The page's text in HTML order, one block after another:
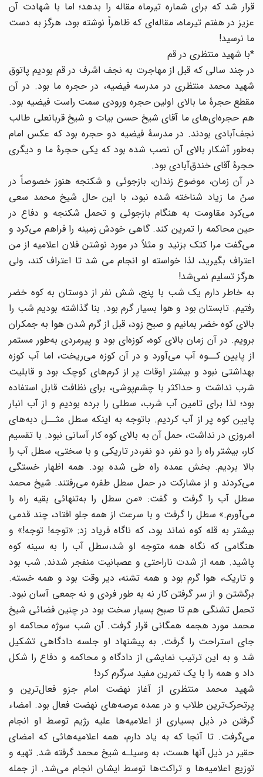
قرار شد که برای شماره تیرماه مقاله را بدهد؛ اما با شهادت آن
عزیز در هفتم تیرماه، مقاله‌ای که ظاهراً نوشته بود، هرگز به دست
ما نرسید!
*با شهید منتظری در قم
در چند سالی که قبل از مهاجرت به نجف اشرف در قم بودیم پاتوق
شهید محمد منتظری در مدرسه فیضیه، در حجره ما بود. در آن
مقطع حجرۀ ما بالای اولین حجره ورودی سمت راست فیضیه بود.
هم حجره‌ای‌های ما آقای شیخ حسن بیات و شیخ قربانعلی طالب
نجف‌آبادی بودند. در مدرسۀ فیضیه دو حجره بود که عکس امام
به‌طور آشکار بالای آن نصب شده بود که یکی حجرۀ ما و دیگری
حجرۀ آقای خندق‌آبادی بود.
در آن زمان، موضوع زندان، بازجوئی و شکنجه هنوز خصوصاً در
سنّ ما زیاد شناخته شده نبود، با این حال شیخ محمد سعی
می‌کرد مقاومت به هنگام بازجوئی و تحمل شکنجه و دفاع در
حین محاکمه را تمرین کند. گاهی خودش زمینه را فراهم می‌کرد و
می‌گفت مرا کتک بزنید و مثلاً در مورد نوشتن فلان اعلامیه از من
اعتراف بگیرید، لذا خواسته او انجام می شد تا اعتراف کند، ولی
هرگز تسلیم نمی‌شد!
به خاطر دارم یک شب با پنج، شش نفر از دوستان به کوه خضر
رفتیم. تابستان بود و هوا بسیار گرم بود. بنا گذاشته بودیم شب را
بالای کوه خضر بمانیم و صبح زود، قبل از گرم شدن هوا به جمکران
برویم. در آن زمان بالای کوه، کوزه‌ای بود و پیرمردی به‌طور مستمر
از پایین کــوه آب می‌آورد و در آن کوزه می‌ریخت، اما آب کوزه
بهداشتی نبود و بیشتر اوقات پر از کرم‌های کوچک بود و قابلیت
شرب نداشت و حداکثر با چشم‌پوشی، برای نظافت قابل استفاده
بود؛ لذا برای تامین آب شرب، سطلی را برده بودیم و از آب انبار
پایین کوه پر از آب کردیم. باتوجه به اینکه سطل مثــل دبه‌های
امروزی در نداشت، حمل آن به بالای کوه کار آسانی نبود. با تقسیم
کار، بیشتر راه را دو نفر، دو نفر،در تاریکی و با سختی، سطل آب را
بالا بردیم. بخش عمده راه طی شده بود. همه اظهار خستگی
می‌کردند و از مشارکت در حمل سطل طفره می‌رفتند. شیخ محمد
سطل آب را گرفت و گفت: «من سطل را به‌تنهائی بقیه راه را
می‌آورم.» سطل را گرفت و با سرعت از همه جلو افتاد، چند قدمی
بیشتر به قله کوه نماند بود، که ناگاه فریاد زد: «توجه! توجه!» و
هنگامی که نگاه همه متوجه او شد،سطل آب را به سینه کوه
پاشید. همه از شدت ناراحتی و عصبانیت منفجر شدند. شب بود
و تاریک، هوا گرم بود و همه تشنه، دیر وقت بود و همه خسته.
برگشتن و از سر گرفتن کار نه به ‌طور فردی و نه جمعی آسان نبود.
تحمل تشنگی هم تا صبح بسیار سخت بود در چنین فضائی شیخ
محمد مورد هجمه همگانی قرار گرفت. آن شب سوژه محاکمه او
جای استراحت را گرفت. به پیشنهاد او جلسه دادگاهی تشکیل
شد و به این ترتیب نمایشی از دادگاه و محاکمه و دفاع را شکل
داد و همه را با یک تمرین مفید سرگرم کرد!
شهید محمد منتظری از آغاز نهضت امام جزو فعال‌ترین و
پرتحرک‌ترین طلاب و در عمده عرصه‌های نهضت فعال بود. امضاء
گرفتن در ذیل بسیاری از اعلامیه‌ها علیه رژیم توسط او انجام
می‌گرفت. تا آنجا که به یاد دارم، همه اعلامیه‌هائی که امضای
حقیر در ذیل آنها هست، به وسیلـه شیخ محمد گرفته شد. تهیه و
توزیع اعلامیه‌ها و تراکت‌ها توسط ایشان انجام می‌شد. از جمله